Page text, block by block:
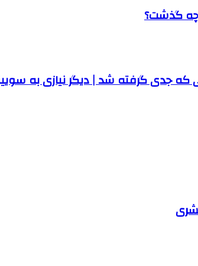
چه گذشت؟
که جدی گرفته شد | دیگر نیازی به